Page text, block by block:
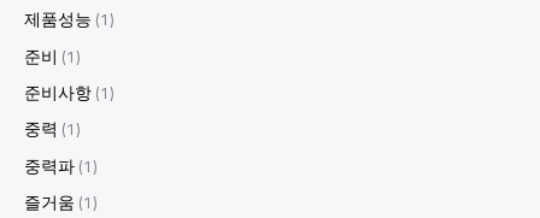
제품성능(1)
준비 (1)
준비사항(1)
중력 (1)
중력파(1)
즐거움(1)